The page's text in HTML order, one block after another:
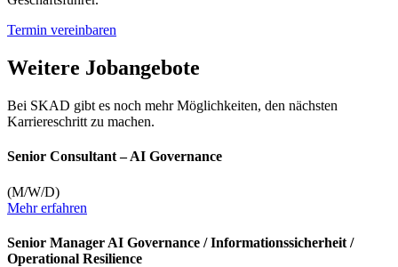
Termin vereinbaren
Weitere Jobangebote
Bei SKAD gibt es noch mehr Möglichkeiten, den nächsten
Karriereschritt zu machen.
Senior Consultant – AI Governance
(M/W/D)
Mehr erfahren
Senior Manager AI Governance / Informationssicherheit /
Operational Resilience